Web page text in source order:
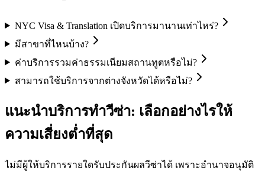
NYC Visa & Translation เปิดบริการมานานเท่าไหร่?
มีสาขาที่ไหนบ้าง?
ค่าบริการรวมค่าธรรมเนียมสถานทูตหรือไม่?
สามารถใช้บริการจากต่างจังหวัดได้หรือไม่?
แนะนำบริการทำวีซ่า: เลือกอย่างไรให้
ความเสี่ยงต่ำที่สุด
ไม่มีผู้ให้บริการรายใดรับประกันผลวีซ่าได้ เพราะอำนาจอนุมัติ